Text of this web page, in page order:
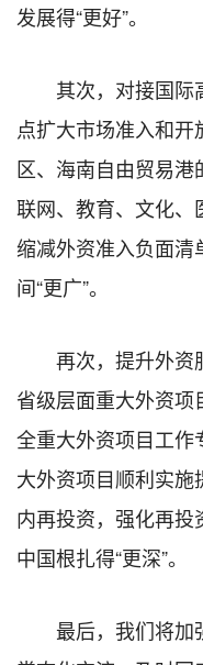
发展得“更好”。
其次，对接国际
点扩大市场准入和
区、海南自由贸易港
联网、教育、文化
缩减外资准入负面清
间“更广”。
再次，提升外资
省级层面重大外资
全重大外资项目工作
大外资项目顺利实
内再投资，强化再
中国根扎得“更深”。
最后，我们将加